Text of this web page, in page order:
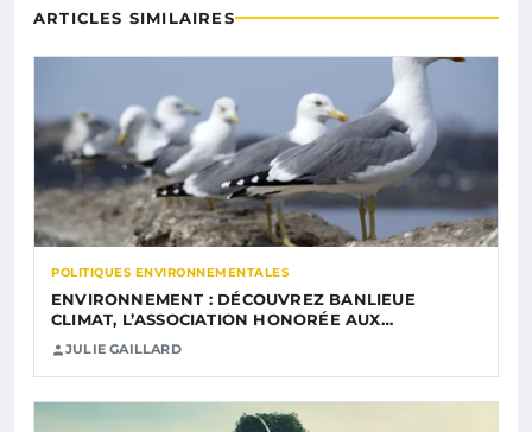
ARTICLES SIMILAIRES
POLITIQUES ENVIRONNEMENTALES
ENVIRONNEMENT : DÉCOUVREZ BANLIEUE
CLIMAT, L’ASSOCIATION HONORÉE AUX…
JULIE GAILLARD